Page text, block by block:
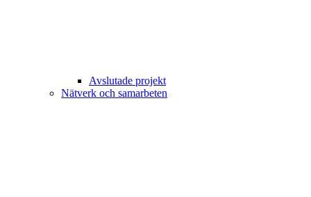
Avslutade projekt
Nätverk och samarbeten